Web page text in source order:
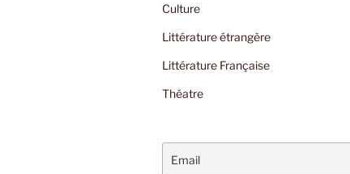
Culture
Littérature étrangère
Littérature Française
Théatre